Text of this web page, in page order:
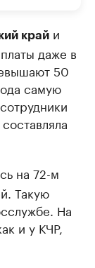
край и
даже в
50
самую
на 72-м
Такую
На
и у КЧР,